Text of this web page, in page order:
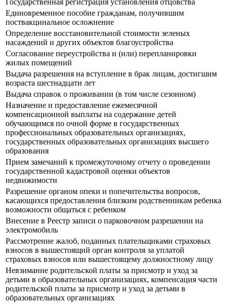
Государственная регистрация установления отцовства
Единовременное пособие гражданам, получившим
поствакцинальное осложнение
Определение восстановительной стоимости зеленых
насаждений и других объектов благоустройства
Согласование переустройства и (или) перепланировки
жилых помещений
Выдача разрешения на вступление в брак лицам, достигшим
возраста шестнадцати лет
Выдача справок о проживании (в том числе сезонном)
Назначение и предоставление ежемесячной
компенсационной выплаты на содержание детей
обучающимся по очной форме в государственных
профессиональных образовательных организациях,
государственных образовательных организациях высшего
образования
Прием замечаний к промежуточному отчету о проведении
государственной кадастровой оценки объектов
недвижимости
Разрешение органом опеки и попечительства вопросов,
касающихся предоставления близким родственникам ребенка
возможности общаться с ребенком
Внесение в Реестр записи о парковочном разрешении на
электромобиль
Рассмотрение жалоб, поданных плательщиками страховых
взносов в вышестоящий орган контроля за уплатой
страховых взносов или вышестоящему должностному лицу
Невзимание родительской платы за присмотр и уход за
детьми в образовательных организациях, компенсация части
родительской платы за присмотр и уход за детьми в
образовательных организациях